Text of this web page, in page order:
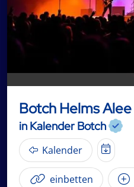
Botch Helms Alee
in Kalender Botch
Kalender
einbetten